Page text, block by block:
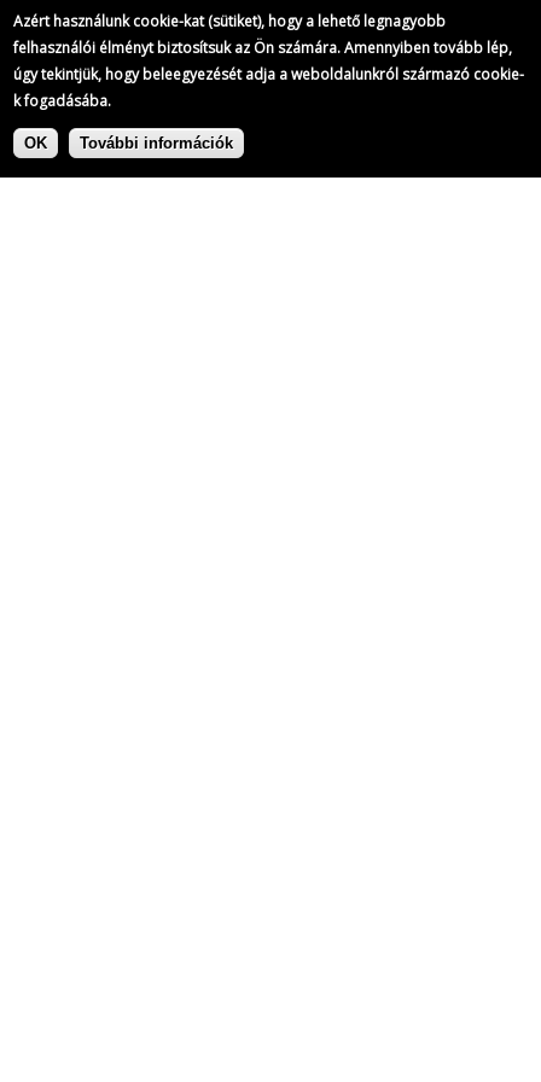
Azért használunk cookie-kat (sütiket), hogy a lehető legnagyobb
felhasználói élményt biztosítsuk az Ön számára. Amennyiben tovább lép,
úgy tekintjük, hogy beleegyezését adja a weboldalunkról származó cookie-
k fogadásába.
OK További információk
Ugrás
Címke: